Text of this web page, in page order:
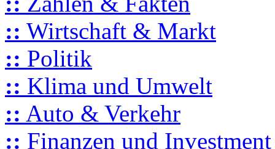
:: Wirtschaft & Markt
:: Politik
:: Klima und Umwelt
:: Auto & Verkehr
:: Finanzen und Investment